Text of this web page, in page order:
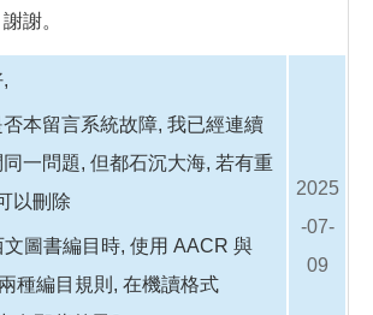
謝。
本留言系統故障, 我已經連續
一問題, 但都石沉大海, 若有重
以刪除
文圖書編目時, 使用 AACR 與
種編目規則, 在機讀格式
2025
-07-
09